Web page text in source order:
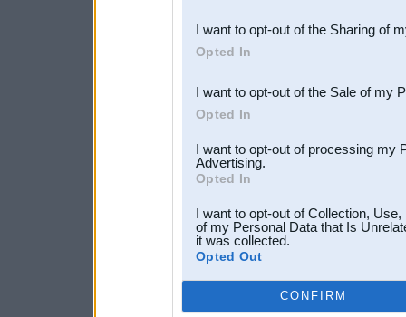
Downstream Participants
third parties.
I want to opt-out of the Sharing of
Opted In
I want to opt-out of the Sale of my
Opted In
I want to opt-out of processing my
Advertising.
Opted In
I want to opt-out of Collection,
of my Personal Data that Is
it was collected.
Opted Out
CONFIRM